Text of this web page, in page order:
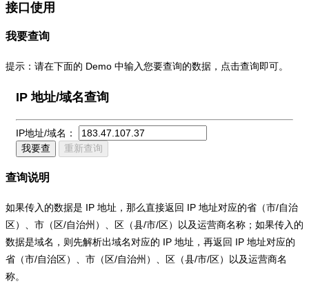
接口使用
我要查询
提示：请在下面的 Demo 中输入您要查询的数据，点击查询即可。
IP 地址/域名查询
IP地址/域名：
我要查
重新查询
查询说明
如果传入的数据是 IP 地址，那么直接返回 IP 地址对应的省（市/自治
区）、市（区/自治州）、区（县/市/区）以及运营商名称；如果传入的
数据是域名，则先解析出域名对应的 IP 地址，再返回 IP 地址对应的
省（市/自治区）、市（区/自治州）、区（县/市/区）以及运营商名
称。